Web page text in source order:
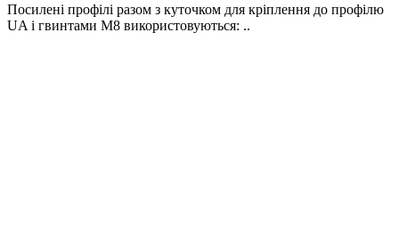
Посилені профілі разом з куточком для кріплення до профілю
UA і гвинтами М8 використовуються: ..